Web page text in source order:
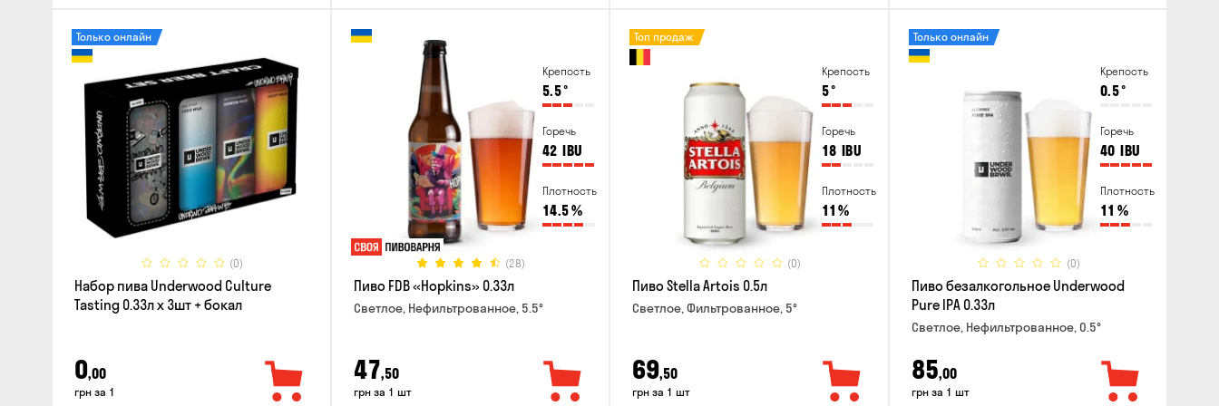
(0)
Только онлайн
Набор пива Underwood Culture
Tasting 0.33л x 3шт + бокал
0,00
грн за 1
Крепость
5.5°
Горечь
42 IBU
Плотность
14.5%
(28)
Пиво FDB «Hopkins» 0.33л
Светлое, Нефильтрованное, 5.5°
47,50
грн за 1 шт
Крепость
5°
Горечь
18 IBU
Плотность
11 %
(0)
Топ продаж
Пиво Stella Artois 0.5л
Светлое, Фильтрованное, 5°
69,50
грн за 1 шт
Крепость
0.5°
Горечь
40 IBU
Плотность
11 %
(0)
Только онлайн
Пиво безалкогольное Underwood
Pure IPA 0.33л
Светлое, Нефильтрованное, 0.5°
85,00
грн за 1 шт